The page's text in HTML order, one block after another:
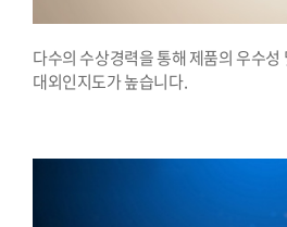
다수의 수상경력을 통해 제품의 우수성
대외인지도가 높습니다.